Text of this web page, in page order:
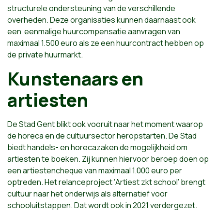
structurele ondersteuning van de verschillende
overheden. Deze organisaties kunnen daarnaast ook
een eenmalige huurcompensatie aanvragen van
maximaal 1.500 euro als ze een huurcontract hebben op
de private huurmarkt.
Kunstenaars en
artiesten
De Stad Gent blikt ook vooruit naar het moment waarop
de horeca en de cultuursector heropstarten. De Stad
biedt handels- en horecazaken de mogelijkheid om
artiesten te boeken. Zij kunnen hiervoor beroep doen op
een artiestencheque van maximaal 1.000 euro per
optreden. Het relanceproject ‘Artiest zkt school’ brengt
cultuur naar het onderwijs als alternatief voor
schooluitstappen. Dat wordt ook in 2021 verdergezet.